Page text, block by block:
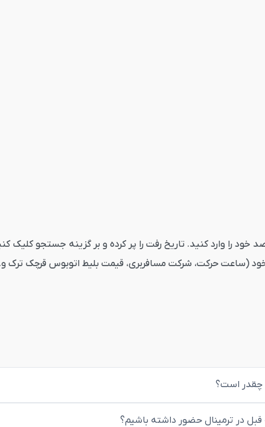
بروید، شهر مبدا و مقصد خود را وارد کنید. تاریخ رفت را پر کرده و بر گزینه
(ساعت حرکت، شرکت مسافربری، قیمت بلیط اتوبوس قرچک ترک
چقدر است؟
قبل در ترمینال حضور داشته باشیم؟